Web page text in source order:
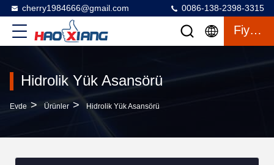
cherry1984666@gmail.com 0086-138-2398-3315
Fiyat Teklifi
Hidrolik Yük Asansörü
Evde > Ürünler > Hidrolik Yük Asansörü